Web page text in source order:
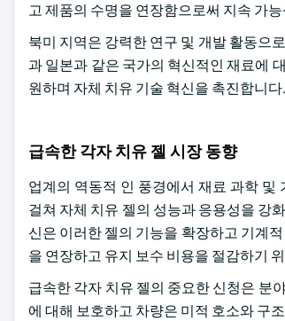
고 제품의 수명을 연장함으로써 지속 가
북미 지역은 강력한 연구 및 개발 활동으
과 일본과 같은 국가의 혁신적인 재료에
원하며 자체 치유 기술 혁신을 촉진합니다.
급속한 각자 치유 젤 시장 동향
업계의 역동적 인 풍경에서 재료 과학
걸쳐 자체 치유 젤의 성능과 응용성을 강
신은 이러한 젤의 기능을 확장하고 기계
을 연장하고 유지 보수 비용을 절감하기
급속한 각자 치유 젤의 중요한 신청은 분
에 대해 보호하고 차량은 미적 호소와 구